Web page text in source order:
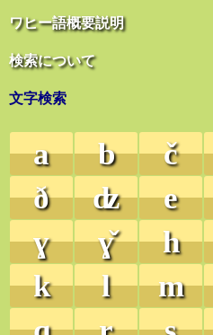
ワヒー語概要説明
検索について
文字検索
a b č
ð
ʣ e
ɣ
ɣ̌ h
k
l m